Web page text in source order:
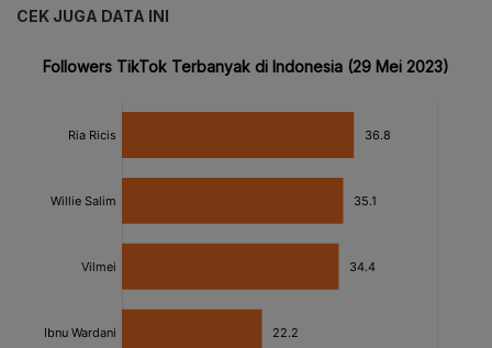
CEK JUGA DATA INI